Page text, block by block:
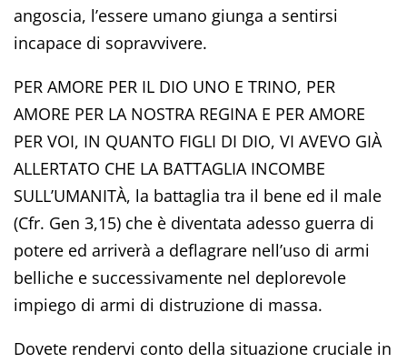
angoscia, l’essere umano giunga a sentirsi
incapace di sopravvivere.
PER AMORE PER IL DIO UNO E TRINO, PER
AMORE PER LA NOSTRA REGINA E PER AMORE
PER VOI, IN QUANTO FIGLI DI DIO, VI AVEVO GIÀ
ALLERTATO CHE LA BATTAGLIA INCOMBE
SULL’UMANITÀ, la battaglia tra il bene ed il male
(Cfr. Gen 3,15) che è diventata adesso guerra di
potere ed arriverà a deflagrare nell’uso di armi
belliche e successivamente nel deplorevole
impiego di armi di distruzione di massa.
Dovete rendervi conto della situazione cruciale in